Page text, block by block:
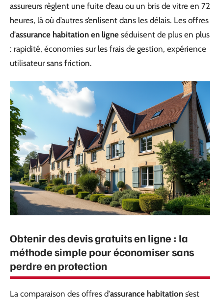
assureurs règlent une fuite d’eau ou un bris de vitre en 72
heures, là où d’autres s’enlisent dans les délais. Les offres
d’assurance habitation en ligne séduisent de plus en plus
: rapidité, économies sur les frais de gestion, expérience
utilisateur sans friction.
Obtenir des devis gratuits en ligne : la
méthode simple pour économiser sans
perdre en protection
La comparaison des offres d’assurance habitation s’est